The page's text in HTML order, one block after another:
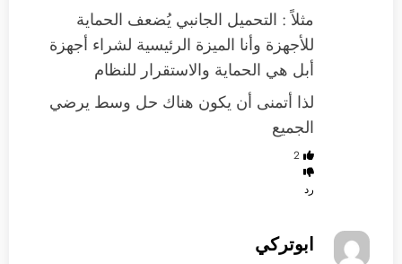
مثلاً : التحميل الجانبي يُضعف الحماية
للأجهزة وأنا الميزة الرئيسية لشراء أجهزة
أبل هي الحماية والاستقرار للنظام
لذا أتمنى أن يكون هناك حل وسط يرضي
الجميع
2
رد
ابوتركي